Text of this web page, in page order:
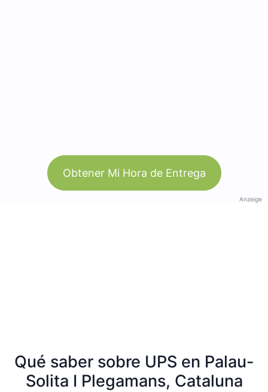
Obtener Mi Hora de Entrega
Anzeige
Qué saber sobre UPS en Palau-
Solita I Plegamans, Cataluna